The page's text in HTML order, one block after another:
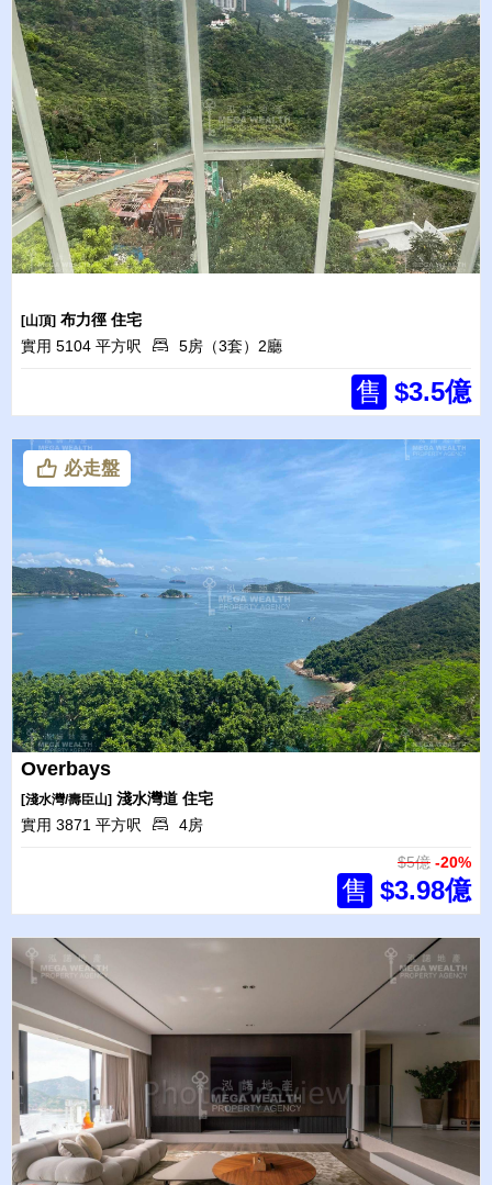
[山頂] 布力徑 住宅
實用 5104 平方呎
5房（3套）2廳
售 $3.5億
必走盤
Overbays
[淺水灣/壽臣山] 淺水灣道 住宅
實用 3871 平方呎
4房
$5億 -20%
售 $3.98億